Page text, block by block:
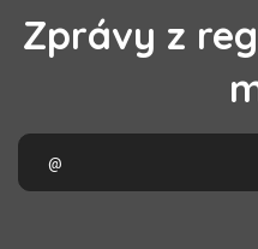
Zprávy z